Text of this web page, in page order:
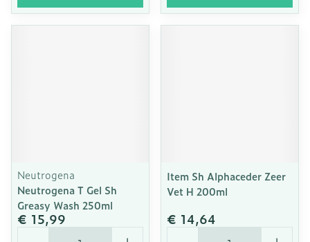
Neutrogena
Neutrogena T Gel Sh
Greasy Wash 250ml
€ 15,99
Aantal
Item Sh Alphaceder Zeer
Vet H 200ml
€ 14,64
Aantal